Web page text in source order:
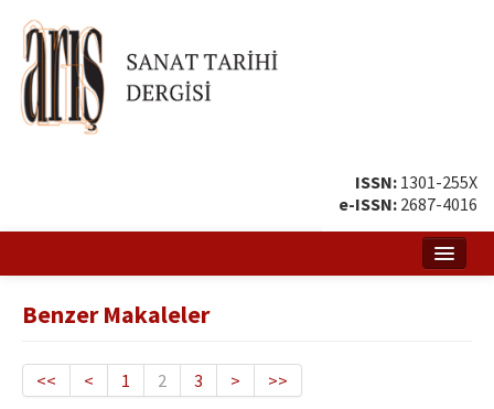
ISSN: 1301-255X
e-ISSN: 2687-4016
Amaç ve Kapsam
Benzer Makaleler
<< < 1 2 3 > >>